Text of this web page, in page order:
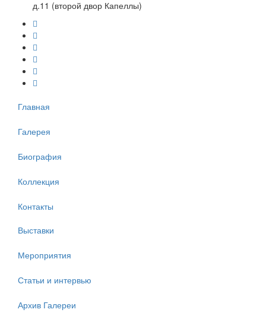
д.11 (второй двор Капеллы)
Главная
Галерея
Биография
Коллекция
Контакты
Выставки
Мероприятия
Статьи и интервью
Архив Галереи